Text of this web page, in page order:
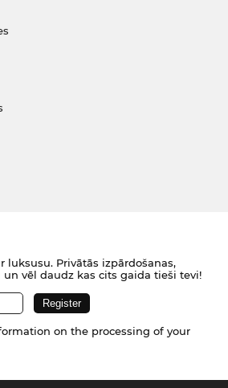
luksusu. Privātās izpārdošanas,
vēl daudz kas cits gaida tieši tevi!
on the processing of your